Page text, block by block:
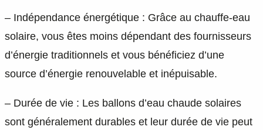
– Indépendance énergétique : Grâce au chauffe-eau
solaire, vous êtes moins dépendant des fournisseurs
d’énergie traditionnels et vous bénéficiez d’une
source d’énergie renouvelable et inépuisable.
– Durée de vie : Les ballons d’eau chaude solaires
sont généralement durables et leur durée de vie peut